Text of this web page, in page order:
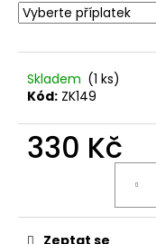
Skladem (1 ks)
Kód: ZK149
330 Kč
Zeptat se